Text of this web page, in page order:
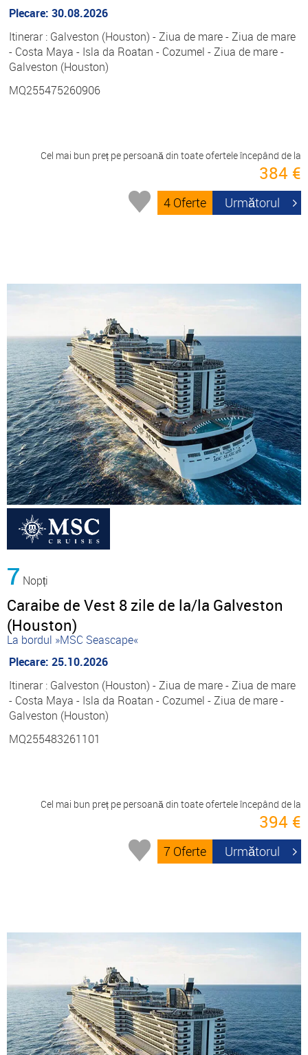
Plecare: 30.08.2026
Itinerar : Galveston (Houston) - Ziua de mare - Ziua de mare
- Costa Maya - Isla da Roatan - Cozumel - Ziua de mare -
Galveston (Houston)
MQ255475260906
Cel mai bun preț pe persoană din toate ofertele începând de la
384 €
4 Oferte Următorul
7 Nopți
Caraibe de Vest 8 zile de la/la Galveston
(Houston)
La bordul »MSC Seascape«
Plecare: 25.10.2026
Itinerar : Galveston (Houston) - Ziua de mare - Ziua de mare
- Costa Maya - Isla da Roatan - Cozumel - Ziua de mare -
Galveston (Houston)
MQ255483261101
Cel mai bun preț pe persoană din toate ofertele începând de la
394 €
7 Oferte Următorul